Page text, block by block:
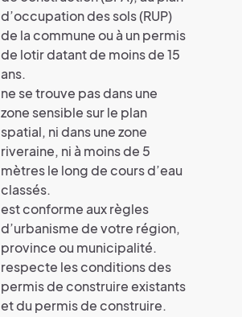
d’occupation des sols (RUP)
de la commune ou à un permis
de lotir datant de moins de 15
ans.
ne se trouve pas dans une
zone sensible sur le plan
spatial, ni dans une zone
riveraine, ni à moins de 5
mètres le long de cours d’eau
classés.
est conforme aux règles
d’urbanisme de votre région,
province ou municipalité.
respecte les conditions des
permis de construire existants
et du permis de construire.